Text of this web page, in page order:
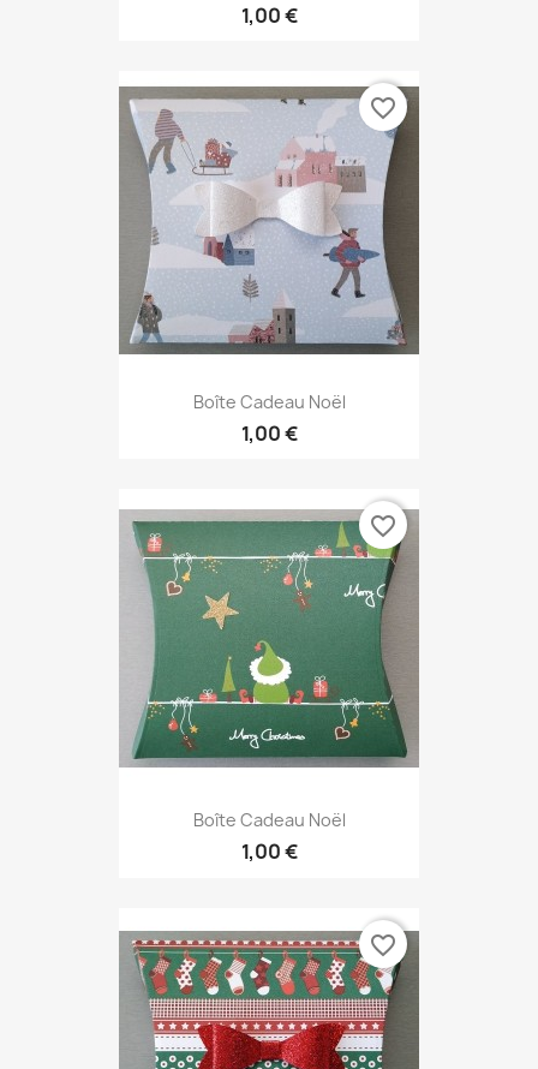
1,00 €
Boîte Cadeau Noël
1,00 €
favorite_border
Boîte Cadeau Noël
1,00 €
favorite_border
favorite_border